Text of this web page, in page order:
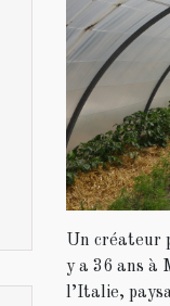
Un créateur
y a 36 ans à
l’Italie,